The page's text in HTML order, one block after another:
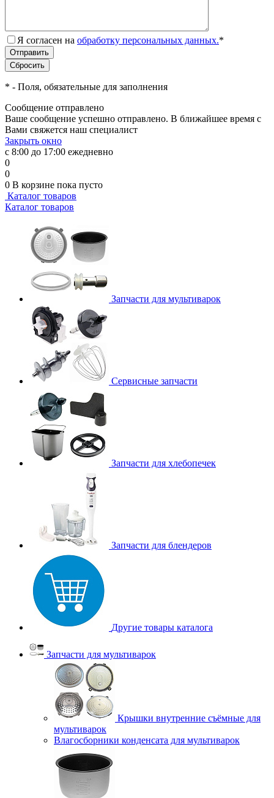
Я согласен на обработку персональных данных.*
* - Поля, обязательные для заполнения
Сообщение отправлено
Ваше сообщение успешно отправлено. В ближайшее время с
Вами свяжется наш специалист
Закрыть окно
с 8:00 до 17:00 ежедневно
0
0
0 В корзине пока пусто
Каталог товаров
Каталог товаров
Запчасти для мультиварок
Сервисные запчасти
Запчасти для хлебопечек
Запчасти для блендеров
Другие товары каталога
Запчасти для мультиварок
Крышки внутренние съёмные для
мультиварок
Влагосборники конденсата для мультиварок